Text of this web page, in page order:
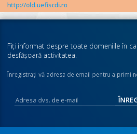
http://old.uefiscdi.ro
Fiţi informat despre toate domeniile în
desfăşoară activitatea.
Înregistraţi-vă adresa de email pentru a primi